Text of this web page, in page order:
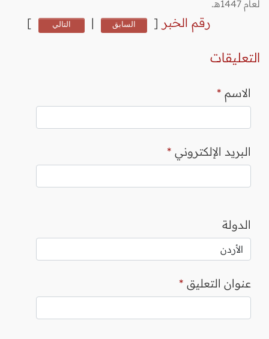
لعام 1447هـ.
رقم الخبر [ السابق | التالي ]
التعليقات
الاسم *
البريد الإلكتروني *
الدولة
عنوان التعليق *